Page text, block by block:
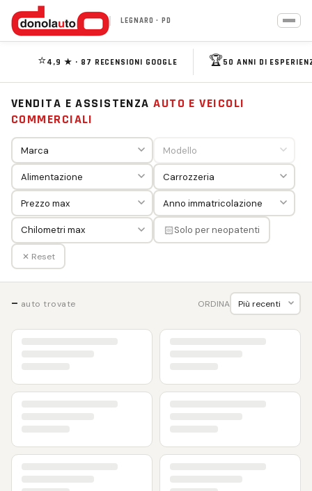
LEGNARO · PD
⭐4,9 ★ · 87 RECENSIONI GOOGLE 🏆50 ANNI DI
VENDITA E ASSISTENZAAUTO E VEICOLI
COMMERCIALI
🏻Solo per neopatenti
✕ Reset
— auto trovate ORDINA